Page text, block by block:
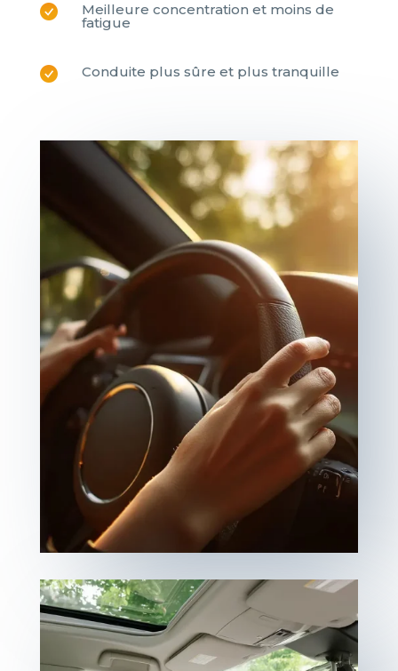
Meilleure concentration et moins de
fatigue
Conduite plus sûre et plus tranquille